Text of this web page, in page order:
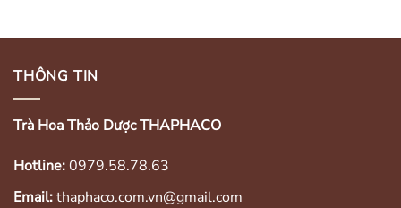
THÔNG TIN
Trà Hoa Thảo Dược THAPHACO
Hotline:0979.58.78.63
Email:thaphaco.com.vn@gmail.com